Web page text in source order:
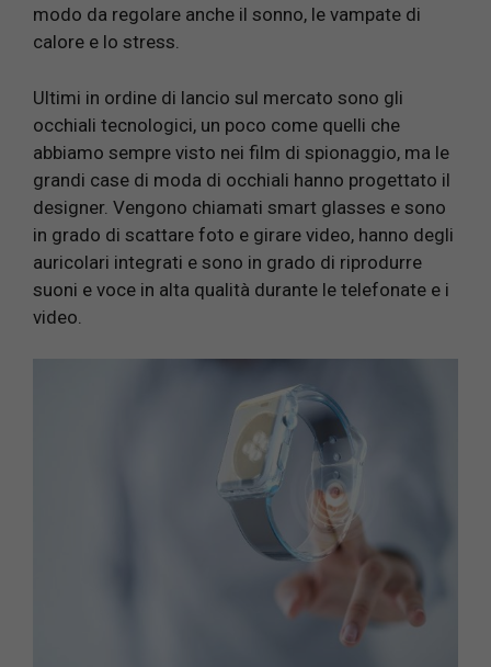
modo da regolare anche il sonno, le vampate di
calore e lo stress.
Ultimi in ordine di lancio sul mercato sono gli
occhiali tecnologici, un poco come quelli che
abbiamo sempre visto nei film di spionaggio, ma le
grandi case di moda di occhiali hanno progettato il
designer. Vengono chiamati smart glasses e sono
in grado di scattare foto e girare video, hanno degli
auricolari integrati e sono in grado di riprodurre
suoni e voce in alta qualità durante le telefonate e i
video.